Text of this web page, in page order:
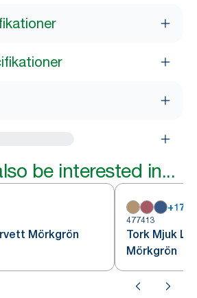
be interested in...
Mörkgrön
+17
477413
Tork Mjuk
Mörkgrön